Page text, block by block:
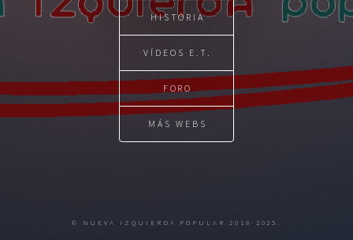
HISTÓRIA
VÍDEOS E.T.
FORO
MÁS WEBS
© NUEVA IZQUIERDA POPULAR 2018-2025.